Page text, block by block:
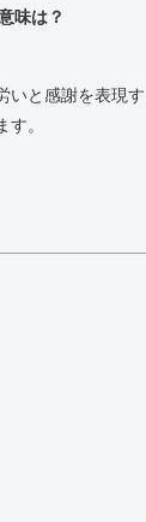
味は？
いと感謝を表現
。